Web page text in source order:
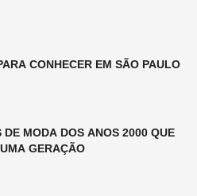
CONHECER EM SÃO PAULO
DE MODA DOS ANOS 2000 QUE
GERAÇÃO